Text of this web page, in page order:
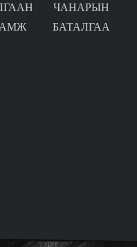
ЧАНАРЫН
БАТАЛГАА